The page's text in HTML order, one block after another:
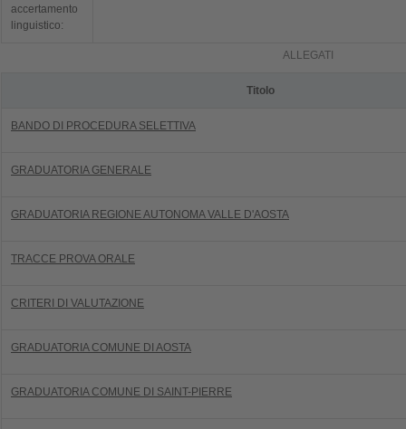
accertamento
linguistico:
ALLEGATI
Titolo
BANDO DI PROCEDURA SELETTIVA
GRADUATORIA GENERALE
GRADUATORIA REGIONE AUTONOMA VALLE D'AOSTA
TRACCE PROVA ORALE
CRITERI DI VALUTAZIONE
GRADUATORIA COMUNE DI AOSTA
GRADUATORIA COMUNE DI SAINT-PIERRE